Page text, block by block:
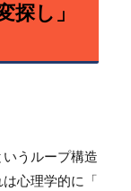
探し」
いうループ構造
心理学的に「